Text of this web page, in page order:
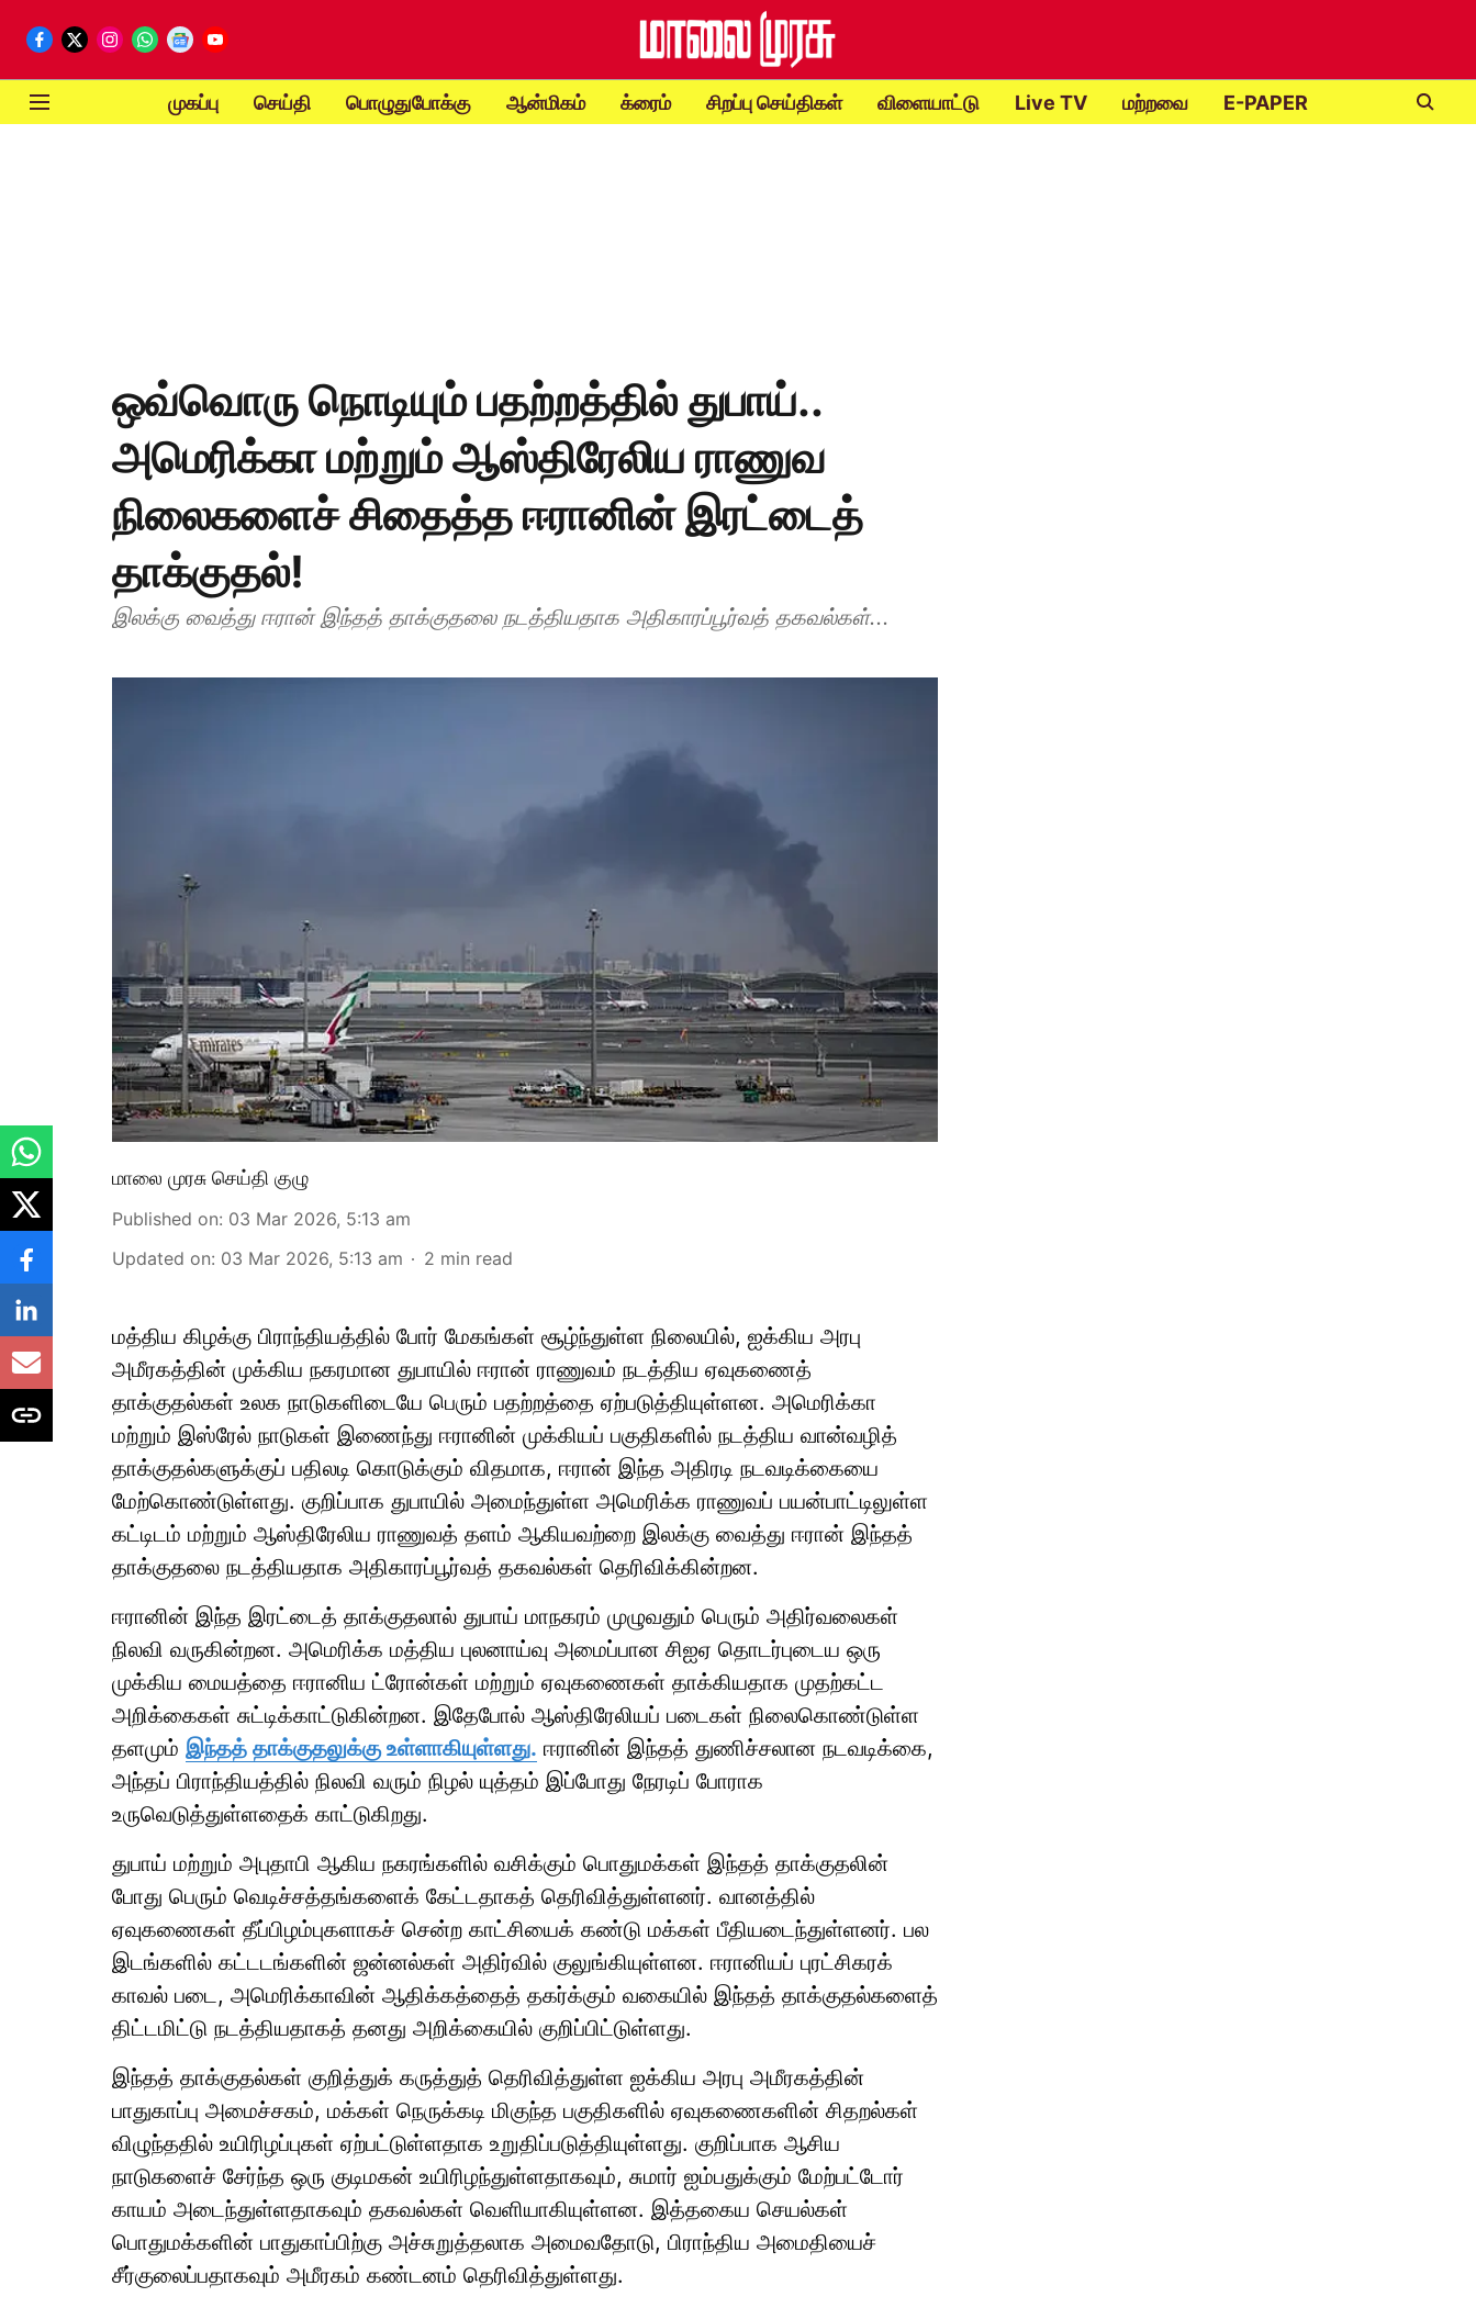
முகப்பு செய்தி பொழுதுபோக்கு ஆன்மிகம் க்ரைம் சிறப்பு செய்திகள் விளையாட்டு Live TV மற்றவை E-PAPER
ஒவ்வொரு நொடியும் பதற்றத்தில் துபாய்..
அமெரிக்கா மற்றும் ஆஸ்திரேலிய ராணுவ
நிலைகளைச் சிதைத்த ஈரானின் இரட்டைத்
தாக்குதல்!
இலக்கு வைத்து ஈரான் இந்தத் தாக்குதலை நடத்தியதாக அதிகாரப்பூர்வத் தகவல்கள்...
மாலை முரசு செய்தி குழு
Published on: 03 Mar 2026, 5:13 am
Updated on: 03 Mar 2026, 5:13 am 2 min read
மத்திய கிழக்கு பிராந்தியத்தில் போர் மேகங்கள் சூழ்ந்துள்ள நிலையில், ஐக்கிய அரபு
அமீரகத்தின் முக்கிய நகரமான துபாயில் ஈரான் ராணுவம் நடத்திய ஏவுகணைத்
தாக்குதல்கள் உலக நாடுகளிடையே பெரும் பதற்றத்தை ஏற்படுத்தியுள்ளன. அமெரிக்கா
மற்றும் இஸ்ரேல் நாடுகள் இணைந்து ஈரானின் முக்கியப் பகுதிகளில் நடத்திய வான்வழித்
தாக்குதல்களுக்குப் பதிலடி கொடுக்கும் விதமாக, ஈரான் இந்த அதிரடி நடவடிக்கையை
மேற்கொண்டுள்ளது. குறிப்பாக துபாயில் அமைந்துள்ள அமெரிக்க ராணுவப் பயன்பாட்டிலுள்ள
கட்டிடம் மற்றும் ஆஸ்திரேலிய ராணுவத் தளம் ஆகியவற்றை இலக்கு வைத்து ஈரான் இந்தத்
தாக்குதலை நடத்தியதாக அதிகாரப்பூர்வத் தகவல்கள் தெரிவிக்கின்றன.
ஈரானின் இந்த இரட்டைத் தாக்குதலால் துபாய் மாநகரம் முழுவதும் பெரும் அதிர்வலைகள்
நிலவி வருகின்றன. அமெரிக்க மத்திய புலனாய்வு அமைப்பான சிஐஏ தொடர்புடைய ஒரு
முக்கிய மையத்தை ஈரானிய ட்ரோன்கள் மற்றும் ஏவுகணைகள் தாக்கியதாக முதற்கட்ட
அறிக்கைகள் சுட்டிக்காட்டுகின்றன. இதேபோல் ஆஸ்திரேலியப் படைகள் நிலைகொண்டுள்ள
தளமும் இந்தத் தாக்குதலுக்கு உள்ளாகியுள்ளது. ஈரானின் இந்தத் துணிச்சலான நடவடிக்கை,
அந்தப் பிராந்தியத்தில் நிலவி வரும் நிழல் யுத்தம் இப்போது நேரடிப் போராக
உருவெடுத்துள்ளதைக் காட்டுகிறது.
துபாய் மற்றும் அபுதாபி ஆகிய நகரங்களில் வசிக்கும் பொதுமக்கள் இந்தத் தாக்குதலின்
போது பெரும் வெடிச்சத்தங்களைக் கேட்டதாகத் தெரிவித்துள்ளனர். வானத்தில்
ஏவுகணைகள் தீப்பிழம்புகளாகச் சென்ற காட்சியைக் கண்டு மக்கள் பீதியடைந்துள்ளனர். பல
இடங்களில் கட்டடங்களின் ஜன்னல்கள் அதிர்வில் குலுங்கியுள்ளன. ஈரானியப் புரட்சிகரக்
காவல் படை, அமெரிக்காவின் ஆதிக்கத்தைத் தகர்க்கும் வகையில் இந்தத் தாக்குதல்களைத்
திட்டமிட்டு நடத்தியதாகத் தனது அறிக்கையில் குறிப்பிட்டுள்ளது.
இந்தத் தாக்குதல்கள் குறித்துக் கருத்துத் தெரிவித்துள்ள ஐக்கிய அரபு அமீரகத்தின்
பாதுகாப்பு அமைச்சகம், மக்கள் நெருக்கடி மிகுந்த பகுதிகளில் ஏவுகணைகளின் சிதறல்கள்
விழுந்ததில் உயிரிழப்புகள் ஏற்பட்டுள்ளதாக உறுதிப்படுத்தியுள்ளது. குறிப்பாக ஆசிய
நாடுகளைச் சேர்ந்த ஒரு குடிமகன் உயிரிழந்துள்ளதாகவும், சுமார் ஐம்பதுக்கும் மேற்பட்டோர்
காயம் அடைந்துள்ளதாகவும் தகவல்கள் வெளியாகியுள்ளன. இத்தகைய செயல்கள்
பொதுமக்களின் பாதுகாப்பிற்கு அச்சுறுத்தலாக அமைவதோடு, பிராந்திய அமைதியைச்
சீர்குலைப்பதாகவும் அமீரகம் கண்டனம் தெரிவித்துள்ளது.